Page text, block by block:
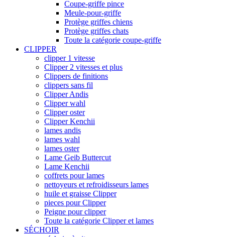
Coupe-griffe pince
Meule-pour-griffe
Protège griffes chiens
Protège griffes chats
Toute la catégorie coupe-griffe
CLIPPER
clipper 1 vitesse
Clipper 2 vitesses et plus
Clippers de finitions
clippers sans fil
Clipper Andis
Clipper wahl
Clipper oster
Clipper Kenchii
lames andis
lames wahl
lames oster
Lame Geib Buttercut
Lame Kenchii
coffrets pour lames
nettoyeurs et refroidisseurs lames
huile et graisse Clipper
pieces pour Clipper
Peigne pour clipper
Toute la catégorie Clipper et lames
SÉCHOIR